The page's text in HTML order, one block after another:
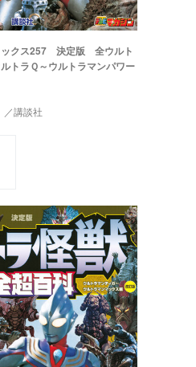
ックス257 決定版 全ウルト
ラＱ～ウルトラマンパワー
／講談社